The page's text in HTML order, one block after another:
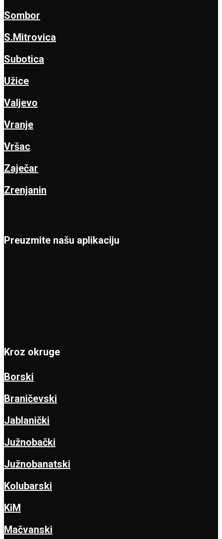
Sombor
S.Mitrovica
Subotica
Užice
Valjevo
Vranje
Vršac
Zaječar
Zrenjanin
Preuzmite našu aplikaciju
Kroz okruge
Borski
Braničevski
Jablanički
Južnobački
Južnobanatski
Kolubarski
KiM
Mačvanski